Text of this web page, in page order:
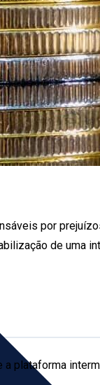
por
de uma
plataforma